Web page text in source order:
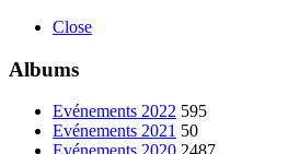
Close
Albums
Evénements 2022 595
Evénements 2021 50